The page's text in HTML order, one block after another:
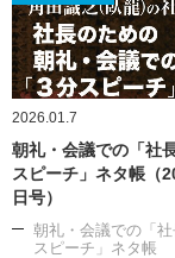
2026.01.7
朝礼・会議での「社
スピーチ」ネタ帳（
日号）
朝礼・会議での「
スピーチ」ネタ帳